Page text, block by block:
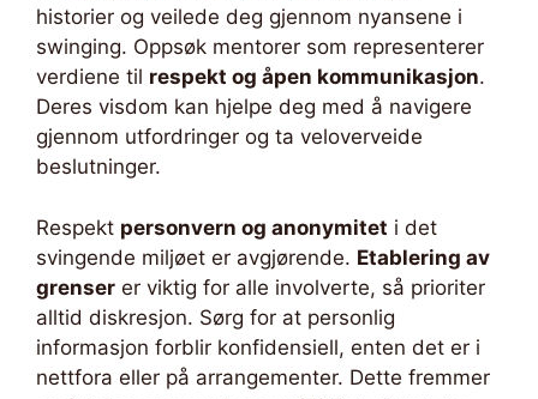
historier og veilede deg gjennom nyansene i
swinging. Oppsøk mentorer som representerer
verdiene til respekt og åpen kommunikasjon.
Deres visdom kan hjelpe deg med å navigere
gjennom utfordringer og ta veloverveide
beslutninger.
Respekt personvern og anonymitet i det
svingende miljøet er avgjørende. Etablering av
grenser er viktig for alle involverte, så prioriter
alltid diskresjon. Sørg for at personlig
informasjon forblir konfidensiell, enten det er i
nettfora eller på arrangementer. Dette fremmer